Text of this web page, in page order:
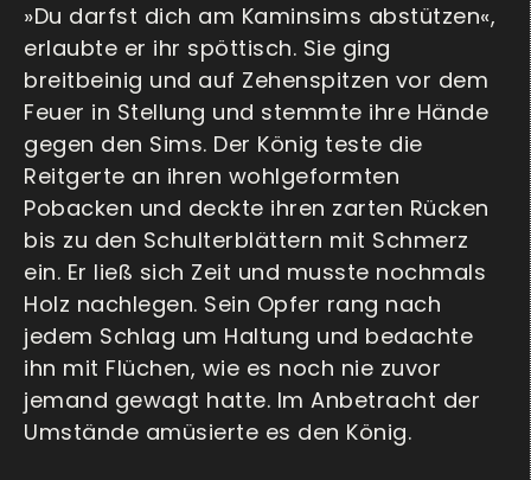
»Du darfst dich am Kaminsims abstützen«,
erlaubte er ihr spöttisch. Sie ging
breitbeinig und auf Zehenspitzen vor dem
Feuer in Stellung und stemmte ihre Hände
gegen den Sims. Der König teste die
Reitgerte an ihren wohlgeformten
Pobacken und deckte ihren zarten Rücken
bis zu den Schulterblättern mit Schmerz
ein. Er ließ sich Zeit und musste nochmals
Holz nachlegen. Sein Opfer rang nach
jedem Schlag um Haltung und bedachte
ihn mit Flüchen, wie es noch nie zuvor
jemand gewagt hatte. Im Anbetracht der
Umstände amüsierte es den König.